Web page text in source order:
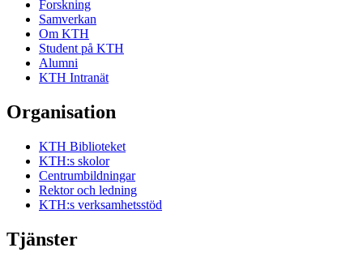
Forskning
Samverkan
Om KTH
Student på KTH
Alumni
KTH Intranät
Organisation
KTH Biblioteket
KTH:s skolor
Centrumbildningar
Rektor och ledning
KTH:s verksamhetsstöd
Tjänster